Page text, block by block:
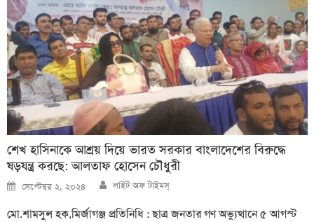
শেখ হাসিনাকে আশ্রয় দিয়ে ভারত সরকার বাংলাদেশের বিরুদ্ধে
ষড়যন্ত্র করছে: আলতাফ হোসেন চৌধুরী
Posted
on
সেপ্টেম্বর ২, ২০২৪ Author
লাইট অফ টাইমস্
মো.শামসুল হক,মির্জাগঞ্জ প্রতিনিধি : ছাত্র জনতার গণ অভ্যুত্থানে ৫ আগস্ট